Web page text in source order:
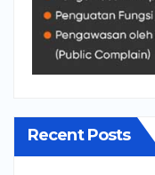
Recent Posts